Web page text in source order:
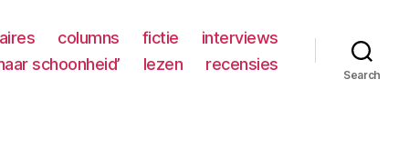
columns fictie
interviews
schoonheid’
lezen recensies
Search